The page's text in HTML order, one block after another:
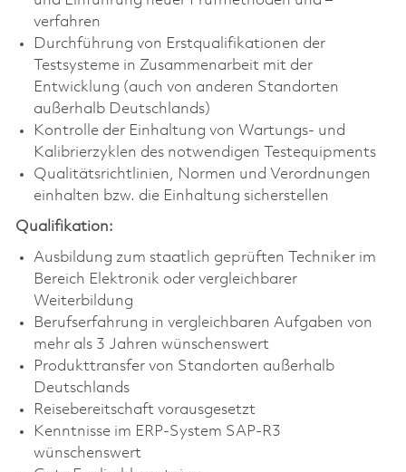
verfahren
Durchführung von Erstqualifikationen der
Testsysteme in Zusammenarbeit mit der
Entwicklung (auch von anderen Standorten
außerhalb Deutschlands)
Kontrolle der Einhaltung von Wartungs- und
Kalibrierzyklen des notwendigen Testequipments
Qualitätsrichtlinien, Normen und Verordnungen
einhalten bzw. die Einhaltung sicherstellen
Qualifikation:
Ausbildung zum staatlich geprüften Techniker im
Bereich Elektronik oder vergleichbarer
Weiterbildung
Berufserfahrung in vergleichbaren Aufgaben von
mehr als 3 Jahren wünschenswert
Produkttransfer von Standorten außerhalb
Deutschlands
Reisebereitschaft vorausgesetzt
Kenntnisse im ERP-System SAP-R3
wünschenswert